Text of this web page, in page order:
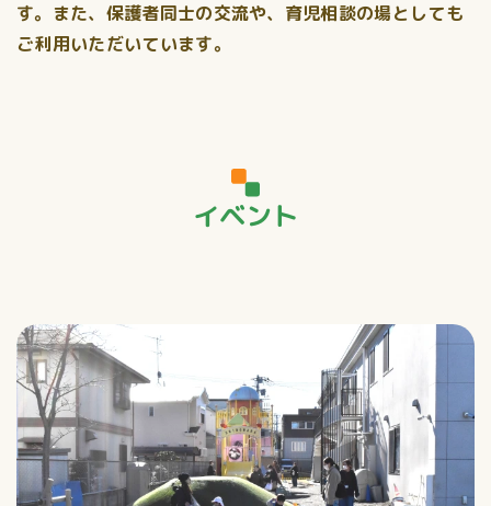
す。また、保護者同士の交流や、育児相談の場としても
ご利用いただいています。
イベント